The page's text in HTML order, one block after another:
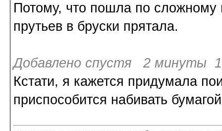
Потому, что пошла по
прутьев в бруски прятала.
Добавлено спустя 2 минуты
Кстати, я кажется придумала
приспособится набивать